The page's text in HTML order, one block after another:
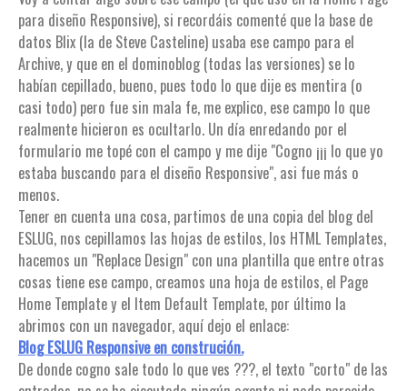
para diseño Responsive), si recordáis comenté que la base de
datos Blix (la de Steve Casteline) usaba ese campo para el
Archive, y que en el dominoblog (todas las versiones) se lo
habían cepillado, bueno, pues todo lo que dije es mentira (o
casi todo) pero fue sin mala fe, me explico, ese campo lo que
realmente hicieron es ocultarlo. Un día enredando por el
formulario me topé con el campo y me dije "Cogno ¡¡¡ lo que yo
estaba buscando para el diseño Responsive", asi fue más o
menos.
Tener en cuenta una cosa, partimos de una copia del blog del
ESLUG, nos cepillamos las hojas de estilos, los HTML Templates,
hacemos un "Replace Design" con una plantilla que entre otras
cosas tiene ese campo, creamos una hoja de estilos, el Page
Home Template y el Item Default Template, por último la
abrimos con un navegador, aquí dejo el enlace:
Blog ESLUG Responsive en construción.
De donde cogno sale todo lo que ves ???, el texto "corto" de las